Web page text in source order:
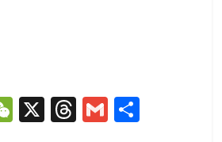
W X T G